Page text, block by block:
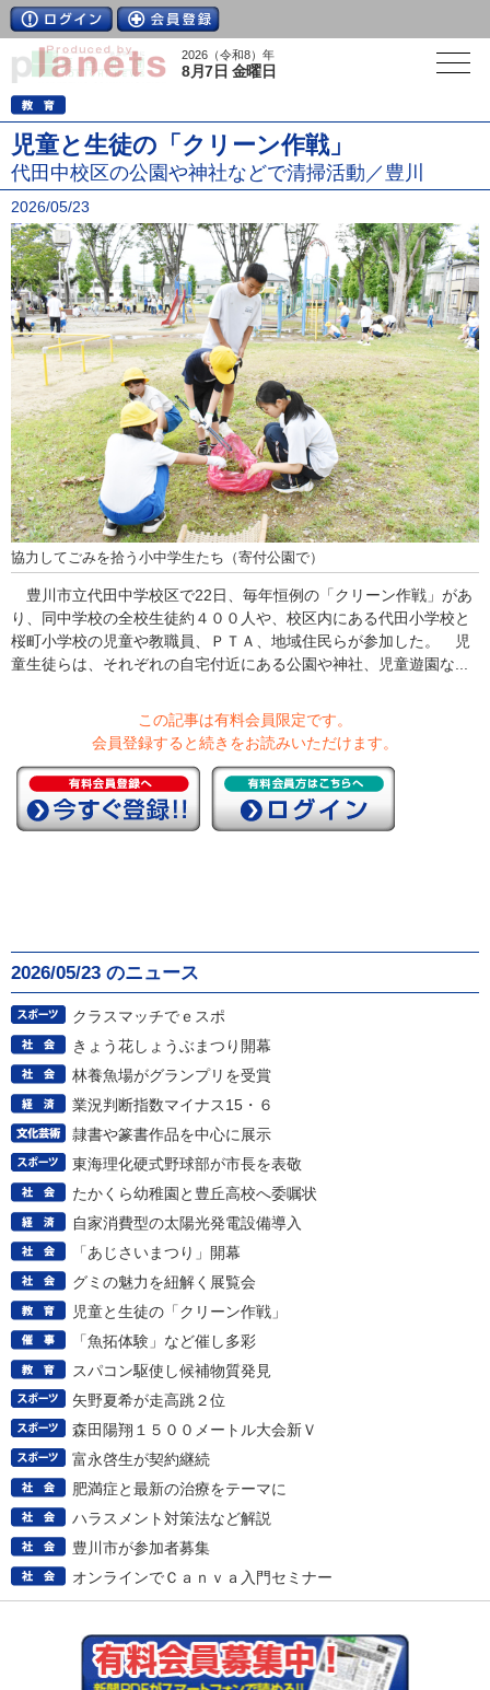
2026（令和8）年
8月7日 金曜日
児童と生徒の「クリーン作戦」
代田中校区の公園や神社などで清掃活動／豊川
2026/05/23
協力してごみを拾う小中学生たち（寄付公園で）
豊川市立代田中学校区で22日、毎年恒例の「クリーン作戦」があ
り、同中学校の全校生徒約４００人や、校区内にある代田小学校と
桜町小学校の児童や教職員、ＰＴＡ、地域住民らが参加した。 児
童生徒らは、それぞれの自宅付近にある公園や神社、児童遊園な...
この記事は有料会員限定です。
会員登録すると続きをお読みいただけます。
2026/05/23 のニュース
クラスマッチでｅスポ
きょう花しょうぶまつり開幕
林養魚場がグランプリを受賞
業況判断指数マイナス15・６
隷書や篆書作品を中心に展示
東海理化硬式野球部が市長を表敬
たかくら幼稚園と豊丘高校へ委嘱状
自家消費型の太陽光発電設備導入
「あじさいまつり」開幕
グミの魅力を紐解く展覧会
児童と生徒の「クリーン作戦」
「魚拓体験」など催し多彩
スパコン駆使し候補物質発見
矢野夏希が走高跳２位
森田陽翔１５００メートル大会新Ｖ
富永啓生が契約継続
肥満症と最新の治療をテーマに
ハラスメント対策法など解説
豊川市が参加者募集
オンラインでＣａｎｖａ入門セミナー